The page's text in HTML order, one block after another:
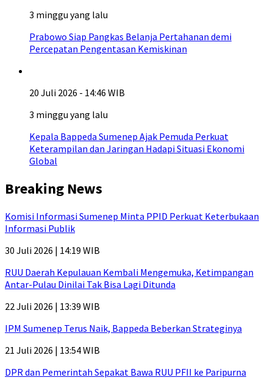
3 minggu yang lalu
Prabowo Siap Pangkas Belanja Pertahanan demi
Percepatan Pengentasan Kemiskinan
20 Juli 2026 - 14:46 WIB
3 minggu yang lalu
Kepala Bappeda Sumenep Ajak Pemuda Perkuat
Keterampilan dan Jaringan Hadapi Situasi Ekonomi
Global
Breaking News
Komisi Informasi Sumenep Minta PPID Perkuat Keterbukaan
Informasi Publik
30 Juli 2026 | 14:19 WIB
RUU Daerah Kepulauan Kembali Mengemuka, Ketimpangan
Antar-Pulau Dinilai Tak Bisa Lagi Ditunda
22 Juli 2026 | 13:39 WIB
IPM Sumenep Terus Naik, Bappeda Beberkan Strateginya
21 Juli 2026 | 13:54 WIB
DPR dan Pemerintah Sepakat Bawa RUU PFII ke Paripurna